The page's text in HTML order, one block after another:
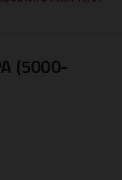
(5000-